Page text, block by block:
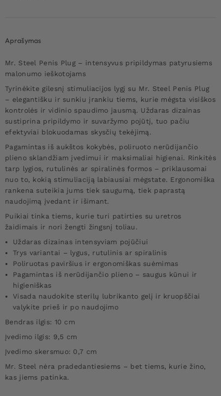
Aprašymas
Mr. Steel Penis Plug – intensyvus pripildymas patyrusiems
malonumo ieškotojams
Tyrinėkite gilesnį stimuliacijos lygį su Mr. Steel Penis Plug
– elegantišku ir sunkiu įrankiu tiems, kurie mėgsta visiškos
kontrolės ir vidinio spaudimo jausmą. Uždaras dizainas
sustiprina pripildymo ir suvaržymo pojūtį, tuo pačiu
efektyviai blokuodamas skysčių tekėjimą.
Pagamintas iš aukštos kokybės, poliruoto nerūdijančio
plieno sklandžiam įvedimui ir maksimaliai higienai. Rinkitės
tarp lygios, rutulinės ar spiralinės formos – priklausomai
nuo to, kokią stimuliaciją labiausiai mėgstate. Ergonomiška
rankena suteikia jums tiek saugumą, tiek paprastą
naudojimą įvedant ir išimant.
Puikiai tinka tiems, kurie turi patirties su uretros
žaidimais ir nori žengti žingsnį toliau.
Uždaras dizainas intensyviam pojūčiui
Trys variantai – lygus, rutulinis ar spiralinis
Poliruotas paviršius ir ergonomiškas suėmimas
Pagamintas iš nerūdijančio plieno – saugus kūnui ir
higieniškas
Visada naudokite sterilų lubrikanto gelį ir kruopščiai
valykite prieš ir po naudojimo
Bendras ilgis: 10 cm
Įvedimo ilgis: 9,5 cm
Įvedimo skersmuo: 0,7 cm
Mr. Steel nėra pradedantiesiems – bet tiems, kurie žino,
kas jiems patinka.